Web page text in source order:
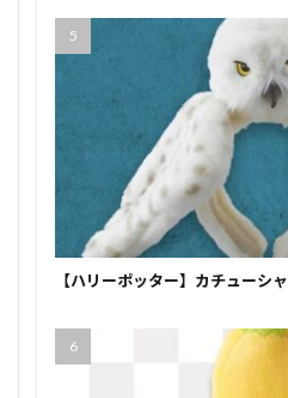
【ハリーポッター】カチューシャ